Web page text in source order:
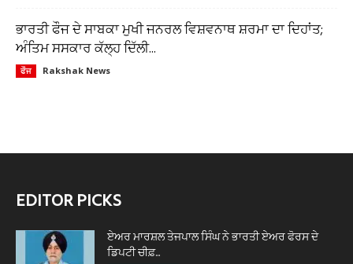
ਭਾਰਤੀ ਫੌਜ ਦੇ ਸਾਬਕਾ ਮੁਖੀ ਜਨਰਲ ਵਿਸ਼ਵਨਾਥ ਸ਼ਰਮਾ ਦਾ ਦਿਹਾਂਤ;
ਅੰਤਿਮ ਸਸਕਾਰ ਕੱਲ੍ਹ ਦਿੱਲੀ...
ਫੌਜ Rakshak News
EDITOR PICKS
ਏਅਰ ਮਾਰਸ਼ਲ ਤੇਜਪਾਲ ਸਿੰਘ ਨੇ ਭਾਰਤੀ ਏਅਰ ਫੋਰਸ ਦੇ
ਡਿਪਟੀ ਚੀਫ਼...